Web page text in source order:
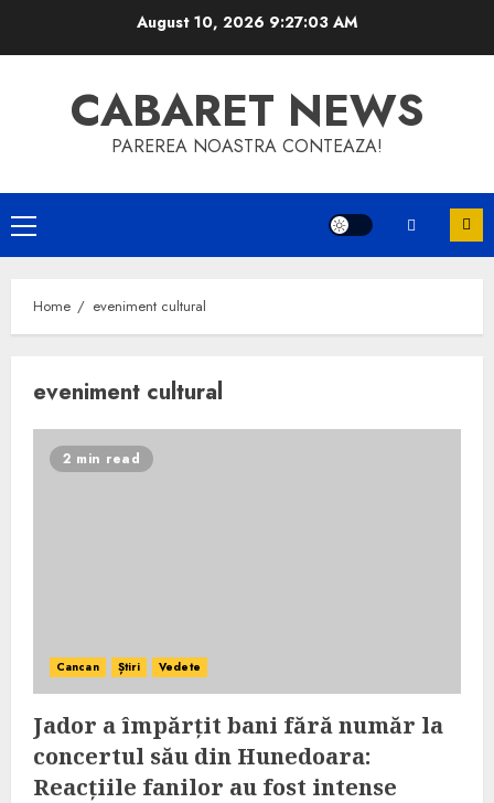
August 10, 2026 9:27:03 AM
CABARET NEWS
PAREREA NOASTRA CONTEAZA!
Primary
Menu
Home eveniment cultural
eveniment cultural
2 min read
Cancan Știri Vedete
Jador a împărțit bani fără număr la
concertul său din Hunedoara:
Reacțiile fanilor au fost intense